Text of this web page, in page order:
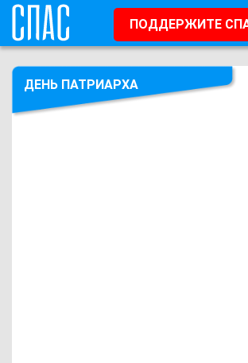
ПОДДЕРЖИТЕ
ДЕНЬ ПАТРИАРХА